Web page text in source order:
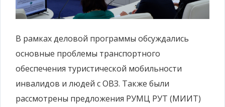
В рамках деловой программы обсуждались
основные проблемы транспортного
обеспечения туристической мобильности
инвалидов и людей с ОВЗ. Также были
рассмотрены предложения РУМЦ РУТ (МИИТ)